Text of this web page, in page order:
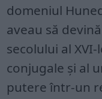
domeniul
aveau să
secolului al
conjugale și al
putere într-un